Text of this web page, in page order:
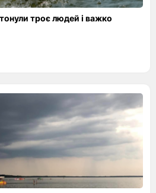
троє людей і важко